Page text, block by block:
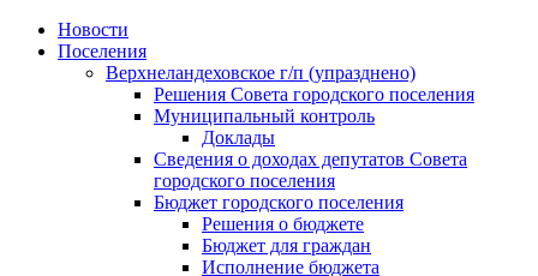
Skip
Новости
Поселения
Верхнеландеховское г/п (упразднено)
Решения Совета городского поселения
Муниципальный контроль
Доклады
Сведения о доходах депутатов Совета
городского поселения
Бюджет городского поселения
Решения о бюджете
Бюджет для граждан
Исполнение бюджета